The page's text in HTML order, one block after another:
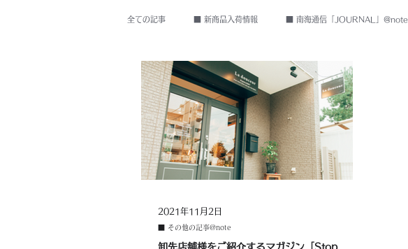
全ての記事 ■ 新商品入荷情報 ■ 南海通信「JOURNAL」@note
その他のNews
卸先店舗様をご紹介するマガジン「Stop
■ その他の記事@note
2021年11月2日